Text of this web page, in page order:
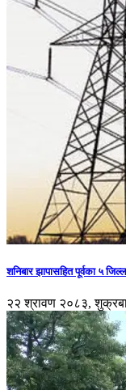
शनिबार झापासहित पूर्वका ५
२२ श्रावण २०८३,